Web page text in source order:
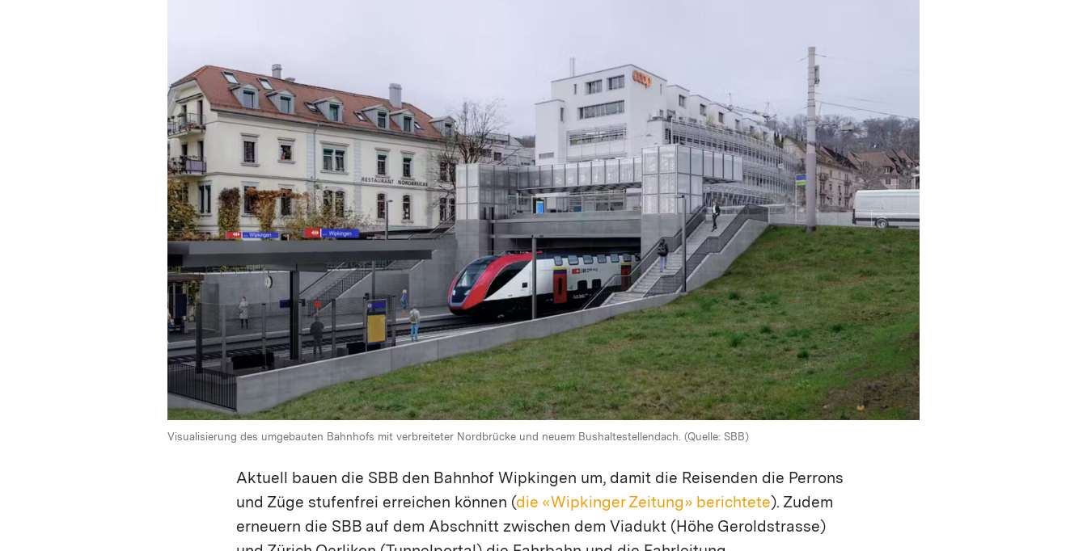
Visualisierung des umgebauten Bahnhofs mit verbreiteter Nordbrücke und neuem Bushaltestellendach. (Quelle: SBB)
Aktuell bauen die SBB den Bahnhof Wipkingen um, damit die Reisenden die Perrons
und Züge stufenfrei erreichen können (die «Wipkinger Zeitung» berichtete). Zudem
erneuern die SBB auf dem Abschnitt zwischen dem Viadukt (Höhe Geroldstrasse)